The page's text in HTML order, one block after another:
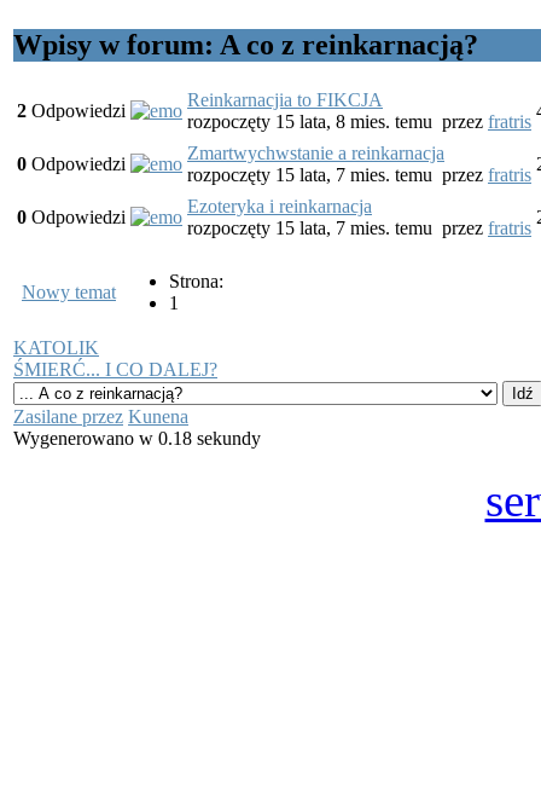
Wpisy w forum: A co z reinkarnacją?
2 Odpowiedzi
Reinkarnacjia to FIKCJA
rozpoczęty 15 lata, 8 mies. temu przez fratris
0 Odpowiedzi
Zmartwychwstanie a reinkarnacja
rozpoczęty 15 lata, 7 mies. temu przez fratris
0 Odpowiedzi
Ezoteryka i reinkarnacja
rozpoczęty 15 lata, 7 mies. temu przez fratris
Nowy temat
Strona:
1
KATOLIK
ŚMIERĆ... I CO DALEJ?
Zasilane przez Kunena
Wygenerowano w 0.18 sekundy